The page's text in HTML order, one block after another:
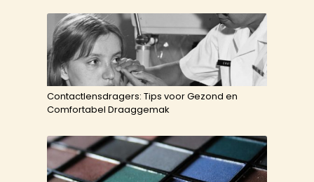
Contactlensdragers: Tips voor Gezond en
Comfortabel Draaggemak